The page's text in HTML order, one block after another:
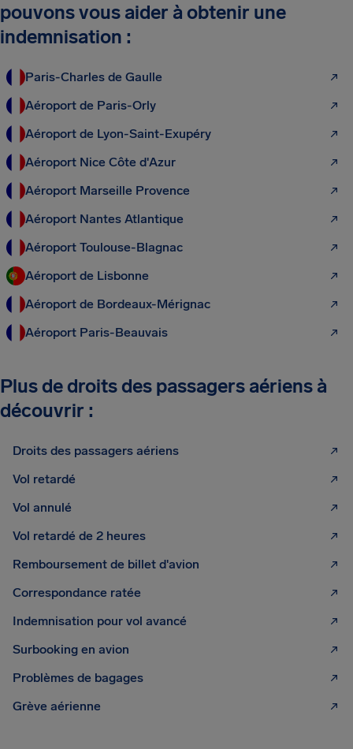
pouvons vous aider à obtenir une
indemnisation :
Paris-Charles de Gaulle
Aéroport de Paris-Orly
Aéroport de Lyon-Saint-Exupéry
Aéroport Nice Côte d'Azur
Aéroport Marseille Provence
Aéroport Nantes Atlantique
Aéroport Toulouse-Blagnac
Aéroport de Lisbonne
Aéroport de Bordeaux-Mérignac
Aéroport Paris-Beauvais
Plus de droits des passagers aériens à
découvrir :
Droits des passagers aériens
Vol retardé
Vol annulé
Vol retardé de 2 heures
Remboursement de billet d'avion
Correspondance ratée
Indemnisation pour vol avancé
Surbooking en avion
Problèmes de bagages
Grève aérienne